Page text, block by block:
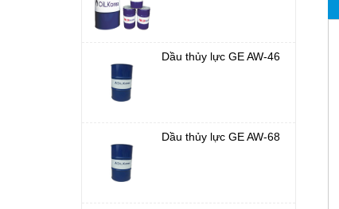
Dầu thủy lực GE AW-46
Dầu thủy lực GE AW-68